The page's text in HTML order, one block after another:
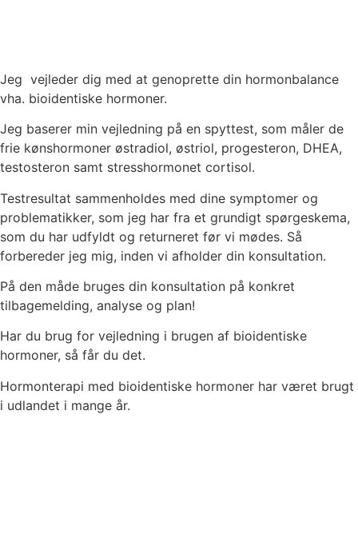
Jeg vejleder dig med at genoprette din hormonbalance
vha. bioidentiske hormoner.
Jeg baserer min vejledning på en spyttest, som måler de
frie kønshormoner østradiol, østriol, progesteron, DHEA,
testosteron samt stresshormonet cortisol.
Testresultat sammenholdes med dine symptomer og
problematikker, som jeg har fra et grundigt spørgeskema,
som du har udfyldt og returneret før vi mødes. Så
forbereder jeg mig, inden vi afholder din konsultation.
På den måde bruges din konsultation på konkret
tilbagemelding, analyse og plan!
Har du brug for vejledning i brugen af bioidentiske
hormoner, så får du det.
Hormonterapi med bioidentiske hormoner har været brugt
i udlandet i mange år.